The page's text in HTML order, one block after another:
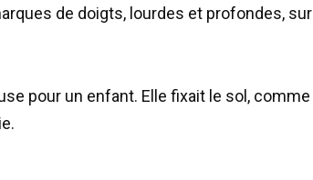
de doigts, lourdes et profondes, sur
pour un enfant. Elle fixait le sol, comme